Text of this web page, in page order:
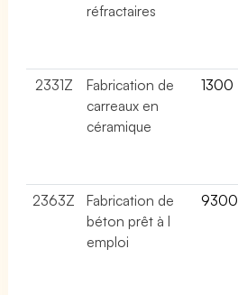
réfractaires
2331Z
Fabrication de
carreaux en
céramique
1300
2363Z
Fabrication de
béton prêt à l
emploi
9300